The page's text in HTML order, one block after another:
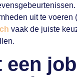
uit te voeren
vaak de juiste
een